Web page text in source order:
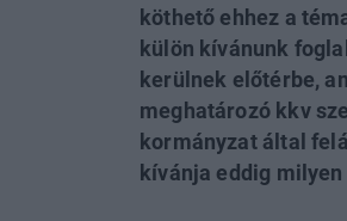
köthető ehhez a
külön kívánunk
kerülnek előtérbe,
meghatározó kkv
kormányzat által
kívánja eddig